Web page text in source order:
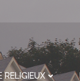
RELIGIEUX